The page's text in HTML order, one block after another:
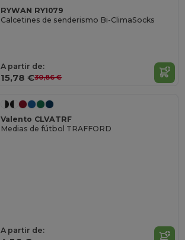
RYWAN RY1079
Calcetines de senderismo Bi-ClimaSocks
A partir de:
15,78 €30,86 €
Valento CLVATRF
Medias de fútbol TRAFFORD
A partir de: